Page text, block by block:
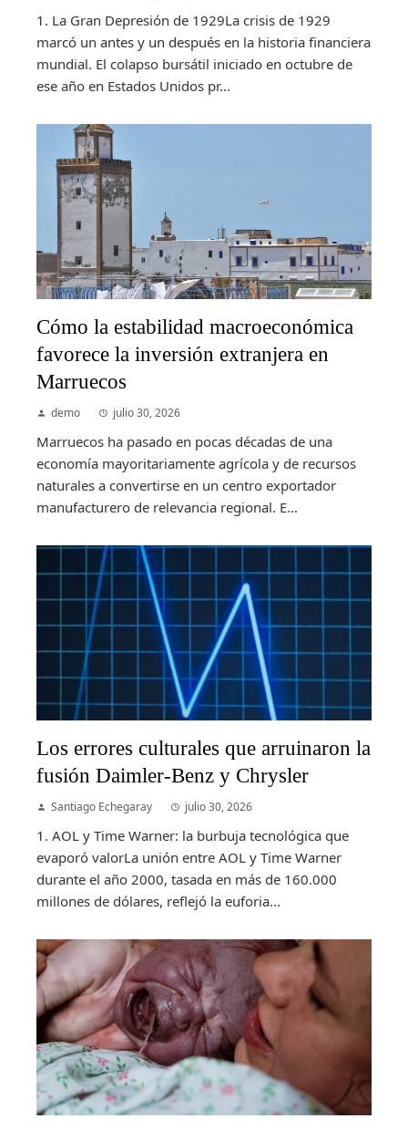
1. La Gran Depresión de 1929La crisis de 1929
marcó un antes y un después en la historia financiera
mundial. El colapso bursátil iniciado en octubre de
ese año en Estados Unidos pr...
Cómo la estabilidad macroeconómica
favorece la inversión extranjera en
Marruecos
demo julio 30, 2026
Marruecos ha pasado en pocas décadas de una
economía mayoritariamente agrícola y de recursos
naturales a convertirse en un centro exportador
manufacturero de relevancia regional. E...
Los errores culturales que arruinaron la
fusión Daimler-Benz y Chrysler
Santiago Echegaray julio 30, 2026
1. AOL y Time Warner: la burbuja tecnológica que
evaporó valorLa unión entre AOL y Time Warner
durante el año 2000, tasada en más de 160.000
millones de dólares, reflejó la euforia...